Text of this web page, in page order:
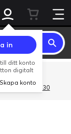
in
ditt konto
digitalt
Skapa konto
3Gives30